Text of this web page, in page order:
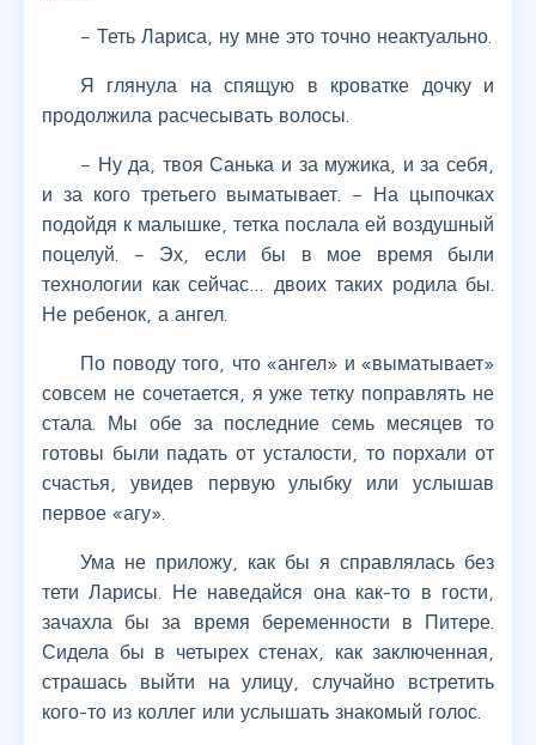
– Теть Лариса, ну мне это точно неактуально.
Я глянула на спящую в кроватке дочку и
продолжила расчесывать волосы.
– Ну да, твоя Санька и за мужика, и за себя,
и за кого третьего выматывает. – На цыпочках
подойдя к малышке, тетка послала ей воздушный
поцелуй. – Эх, если бы в мое время были
технологии как сейчас… двоих таких родила бы.
Не ребенок, а ангел.
По поводу того, что «ангел» и «выматывает»
совсем не сочетается, я уже тетку поправлять не
стала. Мы обе за последние семь месяцев то
готовы были падать от усталости, то порхали от
счастья, увидев первую улыбку или услышав
первое «агу».
Ума не приложу, как бы я справлялась без
тети Ларисы. Не наведайся она как-то в гости,
зачахла бы за время беременности в Питере.
Сидела бы в четырех стенах, как заключенная,
страшась выйти на улицу, случайно встретить
кого-то из коллег или услышать знакомый голос.